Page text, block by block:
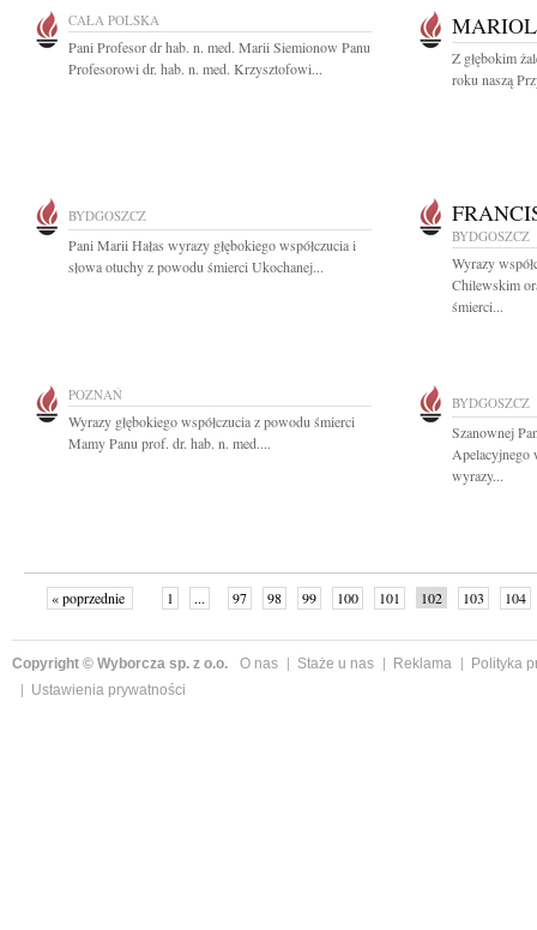
CAŁA POLSKA
Pani Profesor dr hab. n. med. Marii Siemionow Panu
Profesorowi dr. hab. n. med. Krzysztofowi...
Z głębokim
roku naszą
BYDGOSZCZ
Pani Marii Hałas wyrazy głębokiego współczucia i
słowa otuchy z powodu śmierci Ukochanej...
BYDGOSZCZ
Wyrazy
Chilewskim
śmierci...
POZNAŃ
Wyrazy głębokiego współczucia z powodu śmierci
Mamy Panu prof. dr. hab. n. med....
BYDGOSZCZ
Szanownej
Apelacyjnego
wyrazy...
« poprzednie 1 ... 97 98 99 100 101 102 103
104
Copyright © Wyborcza sp. z o.o. O nas Staże u nas Reklama
Polityka
Ustawienia prywatności